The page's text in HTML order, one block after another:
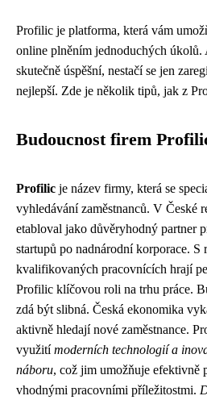
Profilic je platforma, která vám
online plněním jednoduchých
skutečně úspěšní, nestačí se jen
nejlepší. Zde je několik tipů, jak z
Budoucnost firem
Profilic je název firmy, která se
vyhledávání zaměstnanců. V České
etabloval jako důvěryhodný partner
startupů po nadnárodní korporace. S
kvalifikovaných pracovnících hrají
Profilic klíčovou roli na trhu práce.
zdá být slibná. Česká ekonomika
aktivně hledají nové zaměstnance.
využitímoderních technologií a
náboru, což jim umožňuje efektivně
vhodnými pracovními příležitostmi.